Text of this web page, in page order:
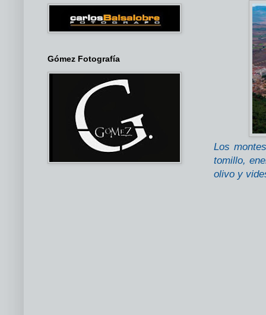
Los
tomillo,
olivo y
Gómez Fotografía